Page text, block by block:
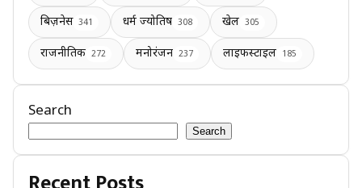
बिज़नेस 341 धर्म ज्योतिष 308 खेल 305
राजनीतिक 272 मनोरंजन 237 लाइफस्टाइल 185
Search
Search